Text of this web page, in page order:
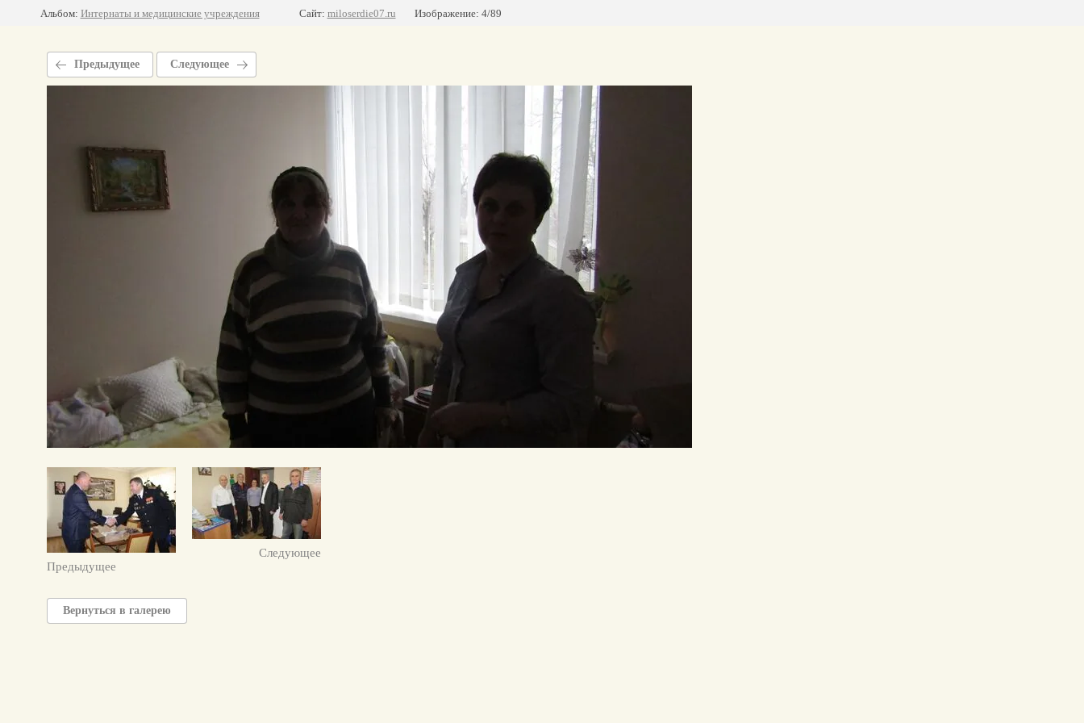
Альбом: Интернаты и медицинские учреждения Сайт: miloserdie07.ru Изображение: 4/89
Предыдущее Следующее
Предыдущее
Следующее
Вернуться в галерею